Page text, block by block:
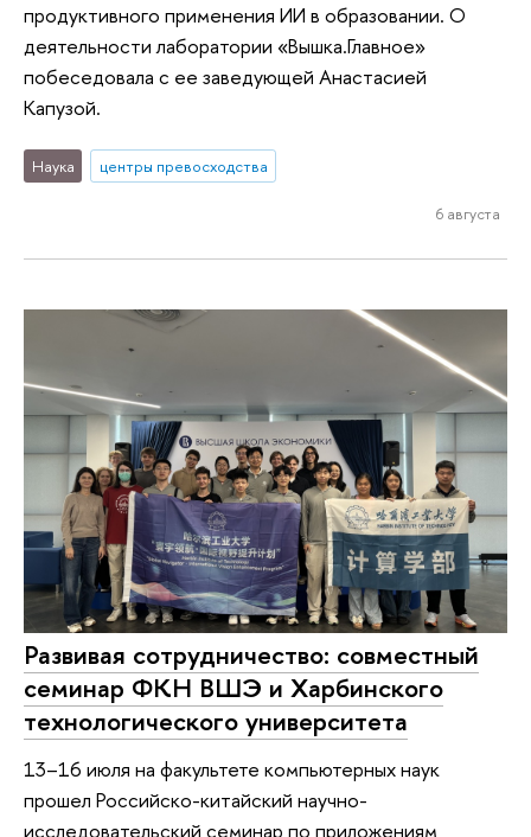
продуктивного применения ИИ в образовании. О
деятельности лаборатории «Вышка.Главное»
побеседовала с ее заведующей Анастасией
Капузой.
Наука центры превосходства
6 августа
Развивая сотрудничество: совместный
семинар ФКН ВШЭ и Харбинского
технологического университета
13–16 июля на факультете компьютерных наук
прошел Российско-китайский научно-
исследовательский семинар по приложениям